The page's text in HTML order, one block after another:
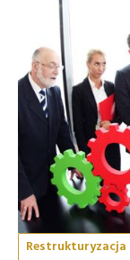
Restrukturyzacja